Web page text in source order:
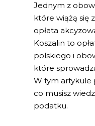
Jednym z
które wiążą się
opłata
Koszalin to
polskiego i
które
W tym artykule
co musisz
podatku.